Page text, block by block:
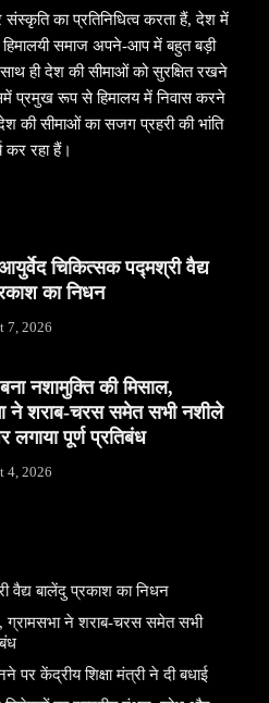
संस्कृति का प्रतिनिधित्व करता हैं, देश में
समाज अपने-आप में बहुत बड़ी
ही देश की सीमाओं को सुरक्षित रखने
प्रमुख रूप से हिमालय में निवास करने
की सीमाओं का सजग प्रहरी की भांति
कर रहा हैं।
चिकित्सक पद्मश्री वैद्य
का निधन
7, 2026
नशामुक्ति की मिसाल,
ने शराब-चरस समेत सभी नशीले
लगाया पूर्ण प्रतिबंध
4, 2026
वैद्य बालेंदु प्रकाश का निधन
ग्रामसभा ने शराब-चरस समेत सभी
पर केंद्रीय शिक्षा मंत्री ने दी बधाई